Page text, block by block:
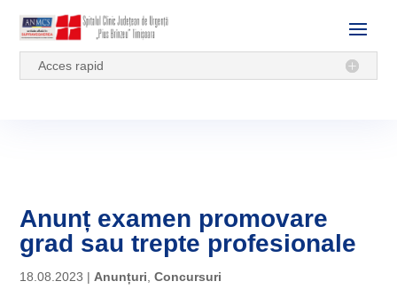
Acces rapid
Anunț examen promovare
grad sau trepte profesionale
18.08.2023 | Anunțuri ,Concursuri